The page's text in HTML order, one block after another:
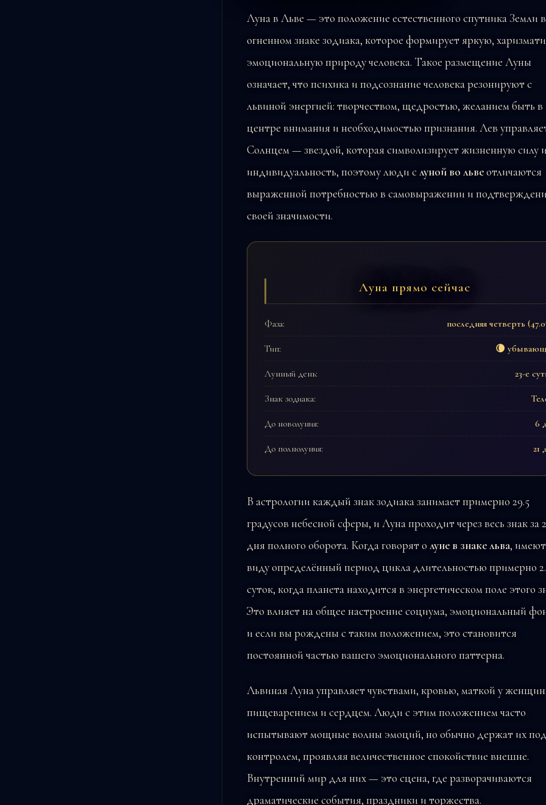
Луна в Льве — это положение естественного спутника Земли в
огненном знаке зодиака, которое формирует яркую,
эмоциональную природу человека. Такое размещение Луны
означает, что психика и подсознание человека резонируют с
львиной энергией: творчеством, щедростью, желанием быть в
центре внимания и необходимостью признания. Лев
Солнцем — звездой, которая символизирует жизненную силу и
индивидуальность, поэтому люди слуной во львеотличаются
выраженной потребностью в самовыражении и
своей значимости.
Луна прямо сейчас
Фаза: последняя четверть
Тип: 🌘
Лунный день: 23-е
Знак зодиака:
До новолуния: 6
До полнолуния: 21
В астрологии каждый знак зодиака занимает примерно 29.5
градусов небесной сферы, и Луна проходит через весь знак за
дня полного оборота. Когда говорят о луне в знаке льва,
виду определённый период цикла длительностью примерно
суток, когда планета находится в энергетическом поле этого
Это влияет на общее настроение социума, эмоциональный
и если вы рождены с таким положением, это становится
постоянной частью вашего эмоционального паттерна.
Львиная Луна управляет чувствами, кровью, маткой у
пищеварением и сердцем. Люди с этим положением часто
испытывают мощные волны эмоций, но обычно держат их под
контролем, проявляя величественное спокойствие внешне.
Внутренний мир для них — это сцена, где разворачиваются
драматические события, праздники и торжества.